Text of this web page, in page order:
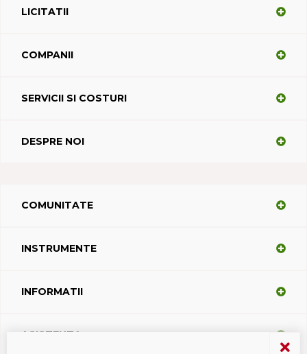
LICITATII
COMPANII
SERVICII SI COSTURI
DESPRE NOI
COMUNITATE
INSTRUMENTE
INFORMATII
ASISTENTA